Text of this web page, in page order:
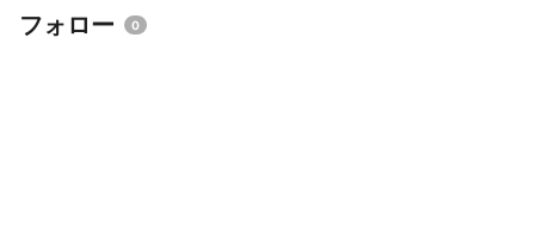
フォロー 0